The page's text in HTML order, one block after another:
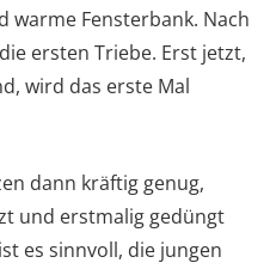
warme Fensterbank. Nach
ersten Triebe. Erst jetzt,
wird das erste Mal
dann kräftig genug,
und erstmalig gedüngt
es sinnvoll, die jungen